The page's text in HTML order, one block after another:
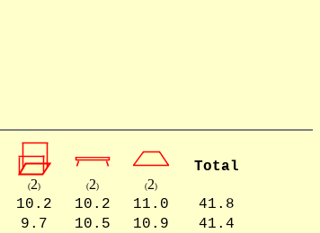
(2) (2) (2)
Total
10.2 10.2 11.0
41.8
9.7 10.5 10.9
41.4